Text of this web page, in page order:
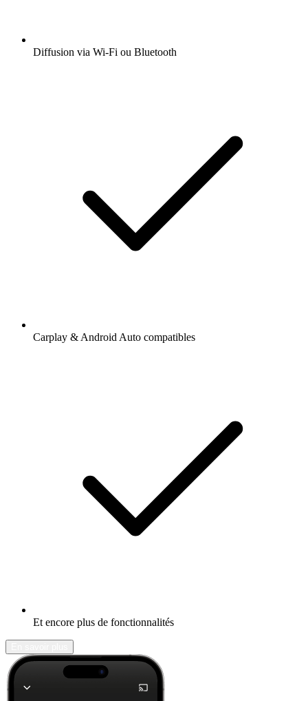
Diffusion via Wi-Fi ou Bluetooth
Carplay & Android Auto compatibles
Et encore plus de fonctionnalités